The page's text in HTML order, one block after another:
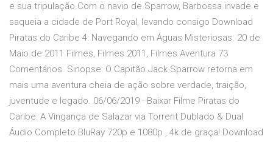
e sua tripulação.Com o navio de Sparrow, Barbossa invade e
saqueia a cidade de Port Royal, levando consigo Download
Piratas do Caribe 4: Navegando em Águas Misteriosas. 20 de
Maio de 2011 Filmes, Filmes 2011, Filmes Aventura 73
Comentários. Sinopse: O Capitão Jack Sparrow retorna em
mais uma aventura cheia de ação sobre verdade, traição,
juventude e legado. 06/06/2019 · Baixar Filme Piratas do
Caribe: A Vingança de Salazar via Torrent Dublado & Dual
Áudio Completo BluRay 720p e 1080p , 4k de graça! Download